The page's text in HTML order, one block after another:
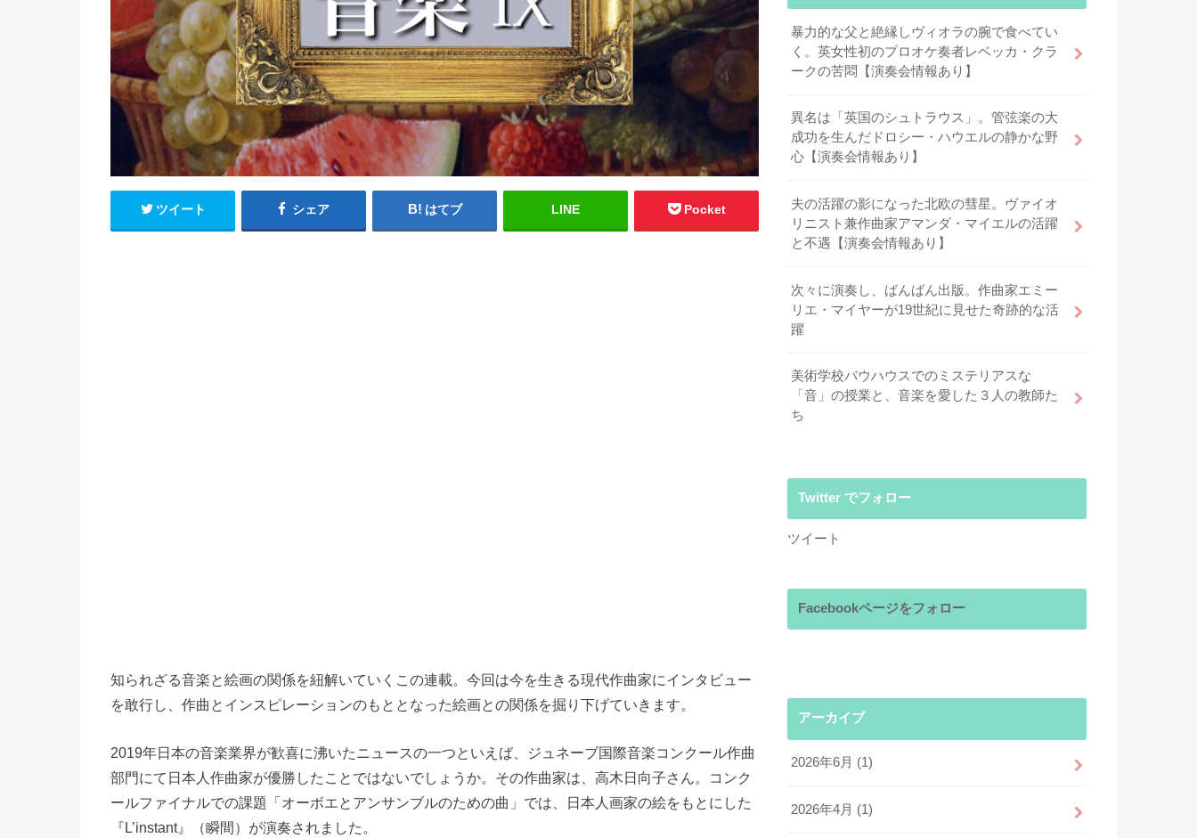
ツイート シェア はてブ LINE Pocket
知られざる音楽と絵画の関係を紐解いていくこの連載。今回は今を生きる現代作曲家にインタビュー
を敢行し、作曲とインスピレーションのもととなった絵画との関係を掘り下げていきます。
2019年日本の音楽業界が歓喜に沸いたニュースの一つといえば、ジュネーブ国際音楽コンクール作曲
部門にて日本人作曲家が優勝したことではないでしょうか。その作曲家は、高木日向子さん。コンク
ールファイナルでの課題「オーボエとアンサンブルのための曲」では、日本人画家の絵をもとにした
『L’instant』（瞬間）が演奏されました。
暴力的な父と絶縁しヴィオラの腕で食べてい
く。英女性初のプロオケ奏者レベッカ・クラ
ークの苦悶【演奏会情報あり】
異名は「英国のシュトラウス」。管弦楽の大
成功を生んだドロシー・ハウエルの静かな野
心【演奏会情報あり】
夫の活躍の影になった北欧の彗星。ヴァイオ
リニスト兼作曲家アマンダ・マイエルの活躍
と不遇【演奏会情報あり】
次々に演奏し、ばんばん出版。作曲家エミー
リエ・マイヤーが19世紀に見せた奇跡的な活
躍
美術学校バウハウスでのミステリアスな
「音」の授業と、音楽を愛した３人の教師た
ち
Twitter でフォロー
ツイート
Facebookページをフォロー
アーカイブ
2026年6月 (1)
2026年4月 (1)